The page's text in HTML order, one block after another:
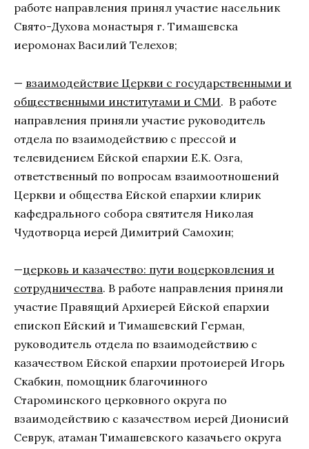
работе направления принял участие насельник
Свято-Духова монастыря г. Тимашевска
иеромонах Василий Телехов;
— взаимодействие Церкви с государственными и
общественными институтами и СМИ. В работе
направления приняли участие руководитель
отдела по взаимодействию с прессой и
телевидением Ейской епархии Е.К. Озга,
ответственный по вопросам взаимоотношений
Церкви и общества Ейской епархии клирик
кафедрального собора святителя Николая
Чудотворца иерей Димитрий Самохин;
—церковь и казачество: пути воцерковления и
сотрудничества. В работе направления приняли
участие Правящий Архиерей Ейской епархии
епископ Ейский и Тимашевский Герман,
руководитель отдела по взаимодействию с
казачеством Ейской епархии протоиерей Игорь
Скабкин, помощник благочинного
Староминского церковного округа по
взаимодействию с казачеством иерей Дионисий
Севрук, атаман Тимашевского казачьего округа